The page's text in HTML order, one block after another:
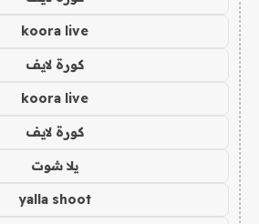
koora live
كورة لايف
koora live
كورة لايف
يلا شوت
yalla shoot